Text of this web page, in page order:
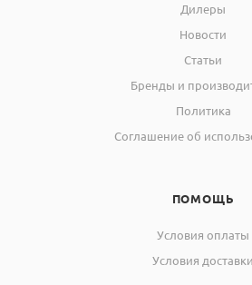
Дилеры
Новости
Статьи
Бренды и
Политика
Соглашение об
ПОМОЩЬ
Условия оплаты
Условия доставки